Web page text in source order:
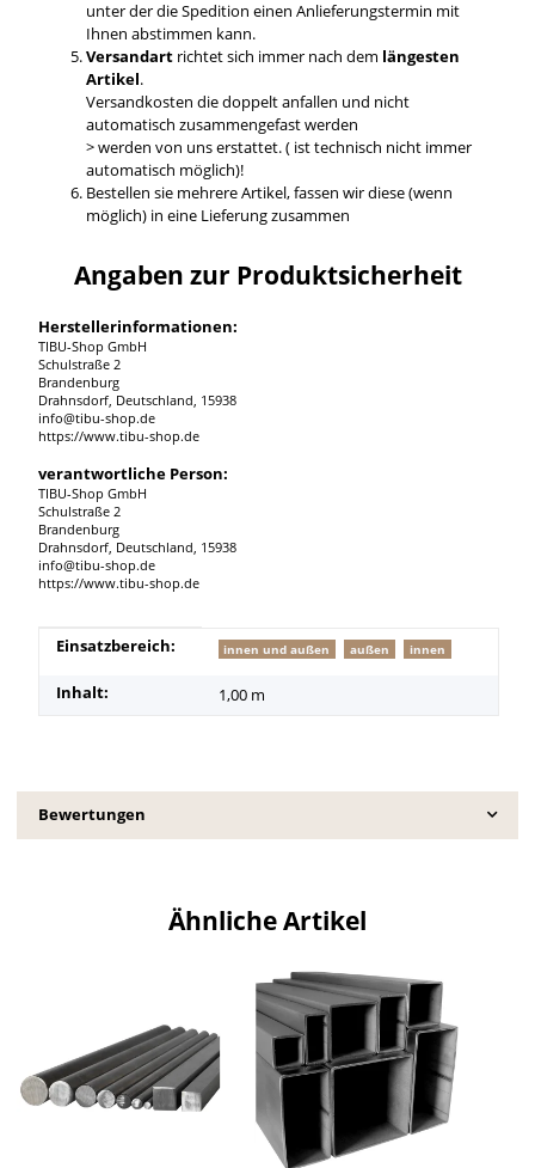
unter der die Spedition einen Anlieferungstermin mit
Ihnen abstimmen kann.
Versandartrichtet sich immer nach dem längesten
Artikel.
Versandkosten die doppelt anfallen und nicht
automatisch zusammengefast werden
> werden von uns erstattet. ( ist technisch nicht immer
automatisch möglich)!
Bestellen sie mehrere Artikel, fassen wir diese (wenn
möglich) in eine Lieferung zusammen
Angaben zur Produktsicherheit
Herstellerinformationen:
TIBU-Shop GmbH
Schulstraße 2
Brandenburg
Drahnsdorf, Deutschland, 15938
info@tibu-shop.de
https://www.tibu-shop.de
verantwortliche Person:
TIBU-Shop GmbH
Schulstraße 2
Brandenburg
Drahnsdorf, Deutschland, 15938
info@tibu-shop.de
https://www.tibu-shop.de
Produkteigenschaft
Wert
Einsatzbereich: innen und außen außen innen
Inhalt: 1,00 m
Bewertungen
Ähnliche Artikel